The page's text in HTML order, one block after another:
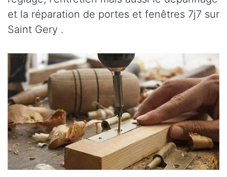
et la réparation de portes et fenêtres 7j7 sur
Saint Gery .